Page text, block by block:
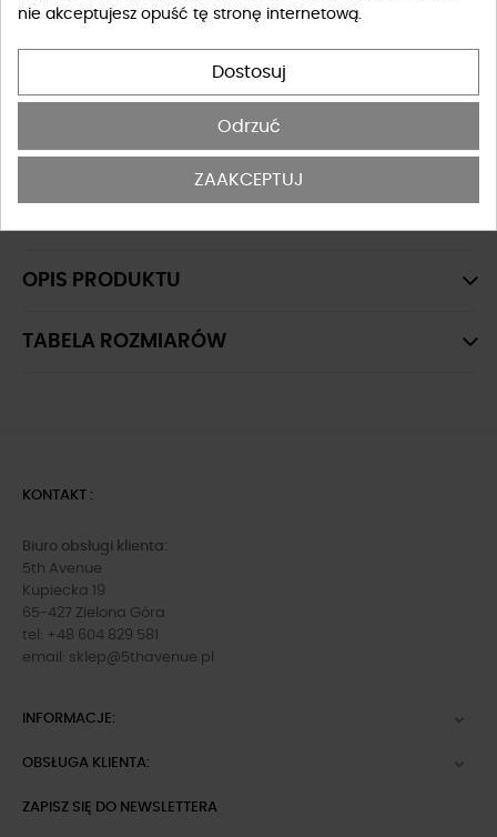
- + DO KOSZYKA
OSTATNIE SZTUKI W MAGAZYNIE
OPIS PRODUKTU
TABELA ROZMIARÓW
KONTAKT :
Biuro obsługi klienta:
5th Avenue
Kupiecka 19
65-427 Zielona Góra
tel: +48 604 829 581
email: sklep@5thavenue.pl
INFORMACJE: 
OBSŁUGA KLIENTA: 
ZAPISZ SIĘ DO NEWSLETTERA
nie akceptujesz opuść tę stronę internetową.
Dostosuj
Odrzuć
ZAAKCEPTUJ